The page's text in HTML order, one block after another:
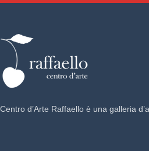
Centro d’Arte Raffaello è una galleria